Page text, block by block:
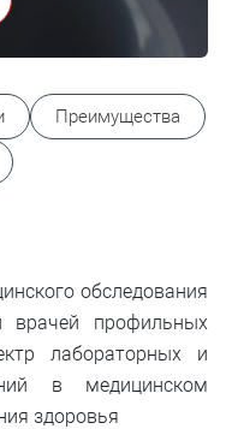
Преимущества
обследования
врачей профильных
лабораторных и
в медицинском
здоровья